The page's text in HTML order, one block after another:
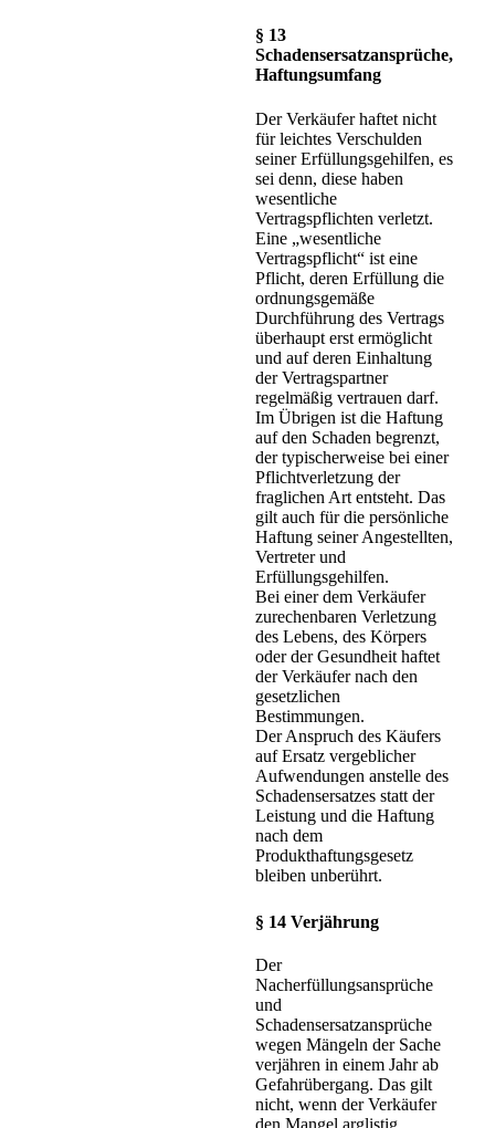
§ 13
Schadensersatzansprüche,
Haftungsumfang
Der Verkäufer haftet nicht
für leichtes Verschulden
seiner Erfüllungsgehilfen, es
sei denn, diese haben
wesentliche
Vertragspflichten verletzt.
Eine „wesentliche
Vertragspflicht“ ist eine
Pflicht, deren Erfüllung die
ordnungsgemäße
Durchführung des Vertrags
überhaupt erst ermöglicht
und auf deren Einhaltung
der Vertragspartner
regelmäßig vertrauen darf.
Im Übrigen ist die Haftung
auf den Schaden begrenzt,
der typischerweise bei einer
Pflichtverletzung der
fraglichen Art entsteht. Das
gilt auch für die persönliche
Haftung seiner Angestellten,
Vertreter und
Erfüllungsgehilfen.
Bei einer dem Verkäufer
zurechenbaren Verletzung
des Lebens, des Körpers
oder der Gesundheit haftet
der Verkäufer nach den
gesetzlichen
Bestimmungen.
Der Anspruch des Käufers
auf Ersatz vergeblicher
Aufwendungen anstelle des
Schadensersatzes statt der
Leistung und die Haftung
nach dem
Produkthaftungsgesetz
bleiben unberührt.
§ 14 Verjährung
Der
Nacherfüllungsansprüche
und
Schadensersatzansprüche
wegen Mängeln der Sache
verjähren in einem Jahr ab
Gefahrübergang. Das gilt
nicht, wenn der Verkäufer
den Mangel arglistig